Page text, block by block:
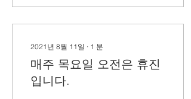
2021년 8월 11일 ∙ 1 분
매주 목요일 오전은 휴진
입니다.